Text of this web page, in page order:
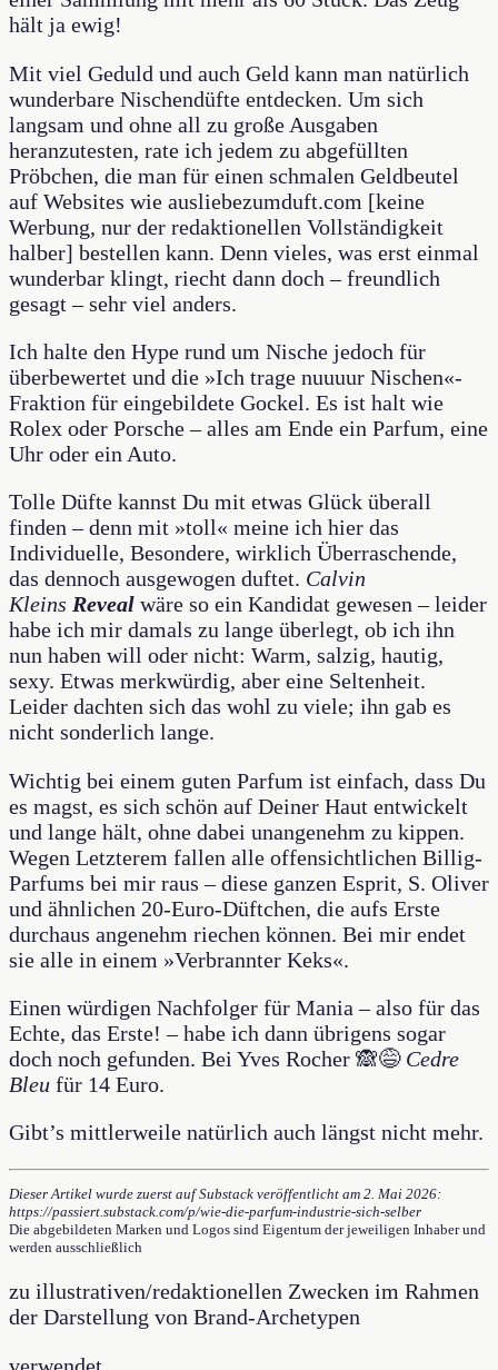
hält ja ewig!
Mit viel Geduld und auch Geld kann man natürlich
wunderbare Nischendüfte entdecken. Um sich
langsam und ohne all zu große Ausgaben
heranzutesten, rate ich jedem zu abgefüllten
Pröbchen, die man für einen schmalen Geldbeutel
auf Websites wie ausliebezumduft.com [keine
Werbung, nur der redaktionellen Vollständigkeit
halber] bestellen kann. Denn vieles, was erst einmal
wunderbar klingt, riecht dann doch – freundlich
gesagt – sehr viel anders.
Ich halte den Hype rund um Nische jedoch für
überbewertet und die »Ich trage nuuuur Nischen«-
Fraktion für eingebildete Gockel. Es ist halt wie
Rolex oder Porsche – alles am Ende ein Parfum, eine
Uhr oder ein Auto.
Tolle Düfte kannst Du mit etwas Glück überall
finden – denn mit »toll« meine ich hier das
Individuelle, Besondere, wirklich Überraschende,
das dennoch ausgewogen duftet. Calvin
Kleins Reveal wäre so ein Kandidat gewesen – leider
habe ich mir damals zu lange überlegt, ob ich ihn
nun haben will oder nicht: Warm, salzig, hautig,
sexy. Etwas merkwürdig, aber eine Seltenheit.
Leider dachten sich das wohl zu viele; ihn gab es
nicht sonderlich lange.
Wichtig bei einem guten Parfum ist einfach, dass Du
es magst, es sich schön auf Deiner Haut entwickelt
und lange hält, ohne dabei unangenehm zu kippen.
Wegen Letzterem fallen alle offensichtlichen Billig-
Parfums bei mir raus – diese ganzen Esprit, S. Oliver
und ähnlichen 20-Euro-Düftchen, die aufs Erste
durchaus angenehm riechen können. Bei mir endet
sie alle in einem »Verbrannter Keks«.
Einen würdigen Nachfolger für Mania – also für das
Echte, das Erste! – habe ich dann übrigens sogar
doch noch gefunden. Bei Yves Rocher 🙈😅 Cedre
Bleu für 14 Euro.
Gibt’s mittlerweile natürlich auch längst nicht mehr.
Dieser Artikel wurde zuerst auf Substack veröffentlicht am 2. Mai 2026:
https://passiert.substack.com/p/wie-die-parfum-industrie-sich-selber
Die abgebildeten Marken und Logos sind Eigentum der jeweiligen Inhaber und
werden ausschließlich
zu illustrativen/redaktionellen Zwecken im Rahmen
der Darstellung von Brand-Archetypen